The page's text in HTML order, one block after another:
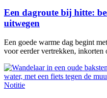
Een dagroute bij hitte:
uitwegen
Een goede warme dag begint
voor eerder vertrekken, inkorten
Notitie